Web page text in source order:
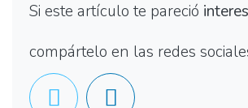
Si este artículo te pareció
compártelo en las redes